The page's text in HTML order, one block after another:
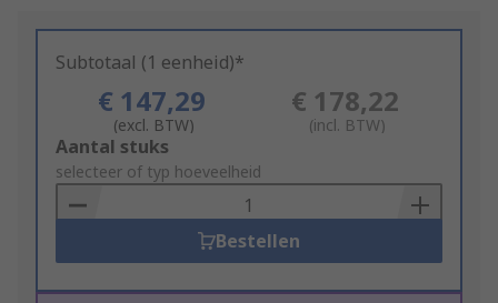
Subtotaal (1 eenheid)*
€ 147,29
(excl. BTW)
€ 178,22
(incl. BTW)
Add
to
Basket
Aantal stuks
selecteer of typ hoeveelheid
Bestellen